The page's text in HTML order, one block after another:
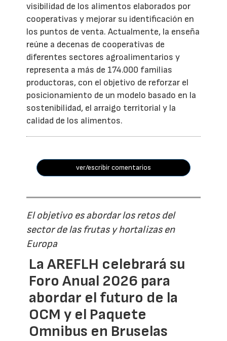
visibilidad de los alimentos elaborados por
cooperativas y mejorar su identificación en
los puntos de venta. Actualmente, la enseña
reúne a decenas de cooperativas de
diferentes sectores agroalimentarios y
representa a más de 174.000 familias
productoras, con el objetivo de reforzar el
posicionamiento de un modelo basado en la
sostenibilidad, el arraigo territorial y la
calidad de los alimentos.
ver/escribir comentarios
El objetivo es abordar los retos del
sector de las frutas y hortalizas en
Europa
La AREFLH celebrará su
Foro Anual 2026 para
abordar el futuro de la
OCM y el Paquete
Omnibus en Bruselas